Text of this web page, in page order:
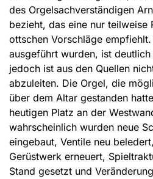
des Orgelsachverständigen
bezieht, das eine nur teilweise
ottschen Vorschläge
ausgeführt wurden, ist
jedoch ist aus den Quellen
abzuleiten. Die Orgel, die
über dem Altar gestanden
heutigen Platz an der
wahrscheinlich wurden neue
eingebaut, Ventile neu
Gerüstwerk erneuert,
Stand gesetzt und